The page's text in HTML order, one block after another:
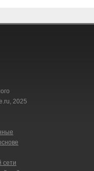
2025
сети